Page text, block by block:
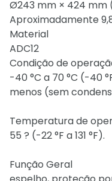
Ø243 mm × 424 mm
Aproximadamente
Material
ADC12
Condição de
-40 °C a 70 °C (-40
menos (sem
Temperatura de
55 ? (-22 °F a 131 °F).
Função Geral